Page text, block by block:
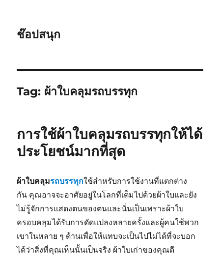
ช๊อปสนุก
Tag: ผ้าใบคลุมรถบรรทุก
การใช้ผ้าใบคลุมรถบรรทุกให้ได้
ประโยชน์มากที่สุด
ผ้าใบคลุมรถบรรทุกใช้สำหรับการใช้งานที่แตกต่าง
กัน คุณอาจจะอาศัยอยู่ในโลกที่เต็มไปด้วยผ้าใบและยัง
ไม่รู้จักการแสดงตนของตนและนั่นเป็นเพราะผ้าใบ
ครอบคลุมได้รับการดัดแปลงหลายครั้งและผู้คนใช้พวก
เขาในหลาย ๆ ด้านเพื่อให้แทบจะเป็นไปไม่ได้ที่จะบอก
ได้ว่าสิ่งที่คุณเห็นนั้นเป็นจริง ผ้าใบเก่าของคุณดี